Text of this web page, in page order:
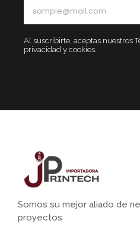
Al suscribirte, aceptas nuestros
privacidad y cookies.
Somos su mejor aliado de
proyectos